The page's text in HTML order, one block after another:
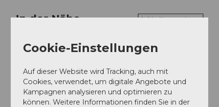
In der Nähe Auf der Karte anschauen
Veranstaltung
Veranstaltungsort
Cookie-Einstellungen
Auf dieser Website wird Tracking, auch mit
Cookies, verwendet, um digitale Angebote und
Kampagnen analysieren und optimieren zu
können. Weitere Informationen finden Sie in der